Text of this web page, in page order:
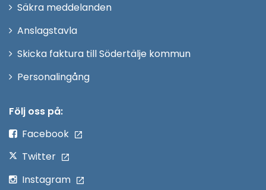
fönster
Säkra meddelanden
Anslagstavla
Skicka faktura till Södertälje kommun
PersonalingångÖppna
Följ oss på:
Facebook
Twitter
Instagram